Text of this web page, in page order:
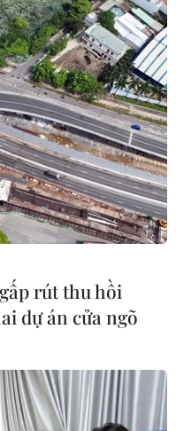
rút thu hồi
dự án cửa ngõ